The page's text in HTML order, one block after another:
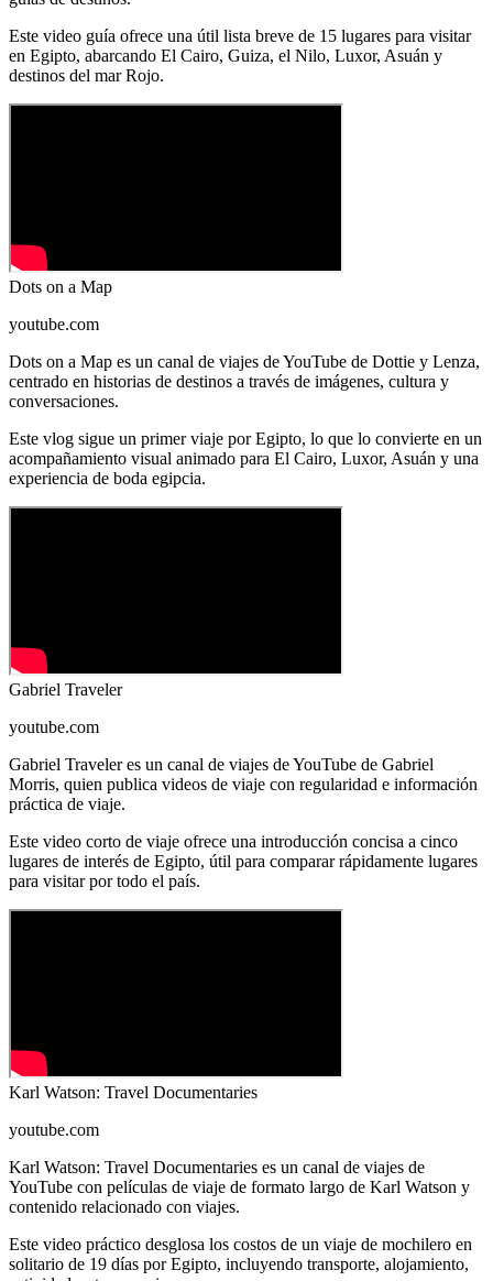
Este video guía ofrece una útil lista breve de 15 lugares para visitar
en Egipto, abarcando El Cairo, Guiza, el Nilo, Luxor, Asuán y
destinos del mar Rojo.
Dots on a Map
youtube.com
Dots on a Map es un canal de viajes de YouTube de Dottie y Lenza,
centrado en historias de destinos a través de imágenes, cultura y
conversaciones.
Este vlog sigue un primer viaje por Egipto, lo que lo convierte en un
acompañamiento visual animado para El Cairo, Luxor, Asuán y una
experiencia de boda egipcia.
Gabriel Traveler
youtube.com
Gabriel Traveler es un canal de viajes de YouTube de Gabriel
Morris, quien publica videos de viaje con regularidad e información
práctica de viaje.
Este video corto de viaje ofrece una introducción concisa a cinco
lugares de interés de Egipto, útil para comparar rápidamente lugares
para visitar por todo el país.
Karl Watson: Travel Documentaries
youtube.com
Karl Watson: Travel Documentaries es un canal de viajes de
YouTube con películas de viaje de formato largo de Karl Watson y
contenido relacionado con viajes.
Este video práctico desglosa los costos de un viaje de mochilero en
solitario de 19 días por Egipto, incluyendo transporte, alojamiento,